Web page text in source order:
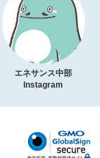
エネサンス中部
Instagram